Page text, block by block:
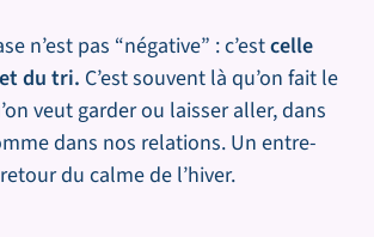
n’est pas “négative” : c’estcelle
du tri. C’est souvent là qu’on fait le
veut garder ou laisser aller, dans
dans nos relations. Un entre-
du calme de l’hiver.